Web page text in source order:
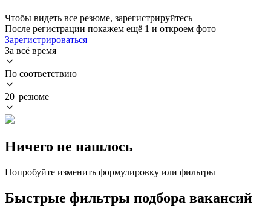
Чтобы видеть все резюме, зарегистрируйтесь
После регистрации покажем ещё 1 и откроем фото
Зарегистрироваться
За всё время
По соответствию
20 резюме
Ничего не нашлось
Попробуйте изменить формулировку или фильтры
Быстрые фильтры подбора вакансий